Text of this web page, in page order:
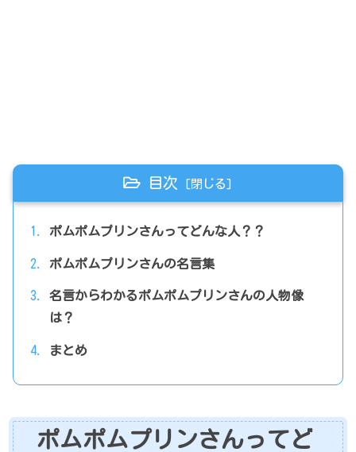
目次
ポムポムプリンさんってどんな人？？
ポムポムプリンさんの名言集
名言からわかるポムポムプリンさんの人物像
は？
まとめ
ポムポムプリンさんってど